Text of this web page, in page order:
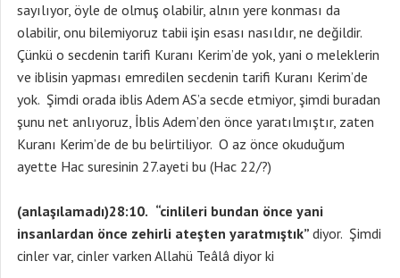
sayılıyor, öyle de olmuş olabilir, alnın yere konması da
olabilir, onu bilemiyoruz tabii işin esası nasıldır, ne değildir.
Çünkü o secdenin tarifi Kuranı Kerim’de yok, yani o meleklerin
ve iblisin yapması emredilen secdenin tarifi Kuranı Kerim’de
yok. Şimdi orada iblis Adem AS’a secde etmiyor, şimdi buradan
şunu net anlıyoruz, İblis Adem’den önce yaratılmıştır, zaten
Kuranı Kerim’de de bu belirtiliyor. O az önce okuduğum
ayette Hac suresinin 27.ayeti bu (Hac 22/?)
(anlaşılamadı)28:10. “cinlileri bundan önce yani
insanlardan önce zehirli ateşten yaratmıştık” diyor. Şimdi
cinler var, cinler varken Allahü Teâlâ diyor ki